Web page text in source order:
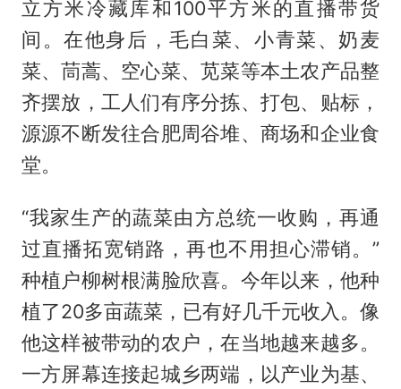
立方米冷藏库和100平方米的直播带货
间。在他身后，毛白菜、小青菜、奶麦
菜、茼蒿、空心菜、苋菜等本土农产品整
齐摆放，工人们有序分拣、打包、贴标，
源源不断发往合肥周谷堆、商场和企业食
堂。
“我家生产的蔬菜由方总统一收购，再通
过直播拓宽销路，再也不用担心滞销。”
种植户柳树根满脸欣喜。今年以来，他种
植了20多亩蔬菜，已有好几千元收入。像
他这样被带动的农户，在当地越来越多。
一方屏幕连接起城乡两端，以产业为基、